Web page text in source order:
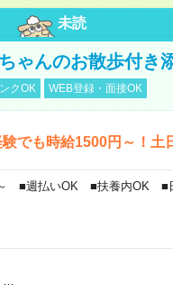
未読
ゃんのお散歩付き
クOK WEB登録・面接OK
も時給1500円～！土
■週払いOK ■扶養内OK ■